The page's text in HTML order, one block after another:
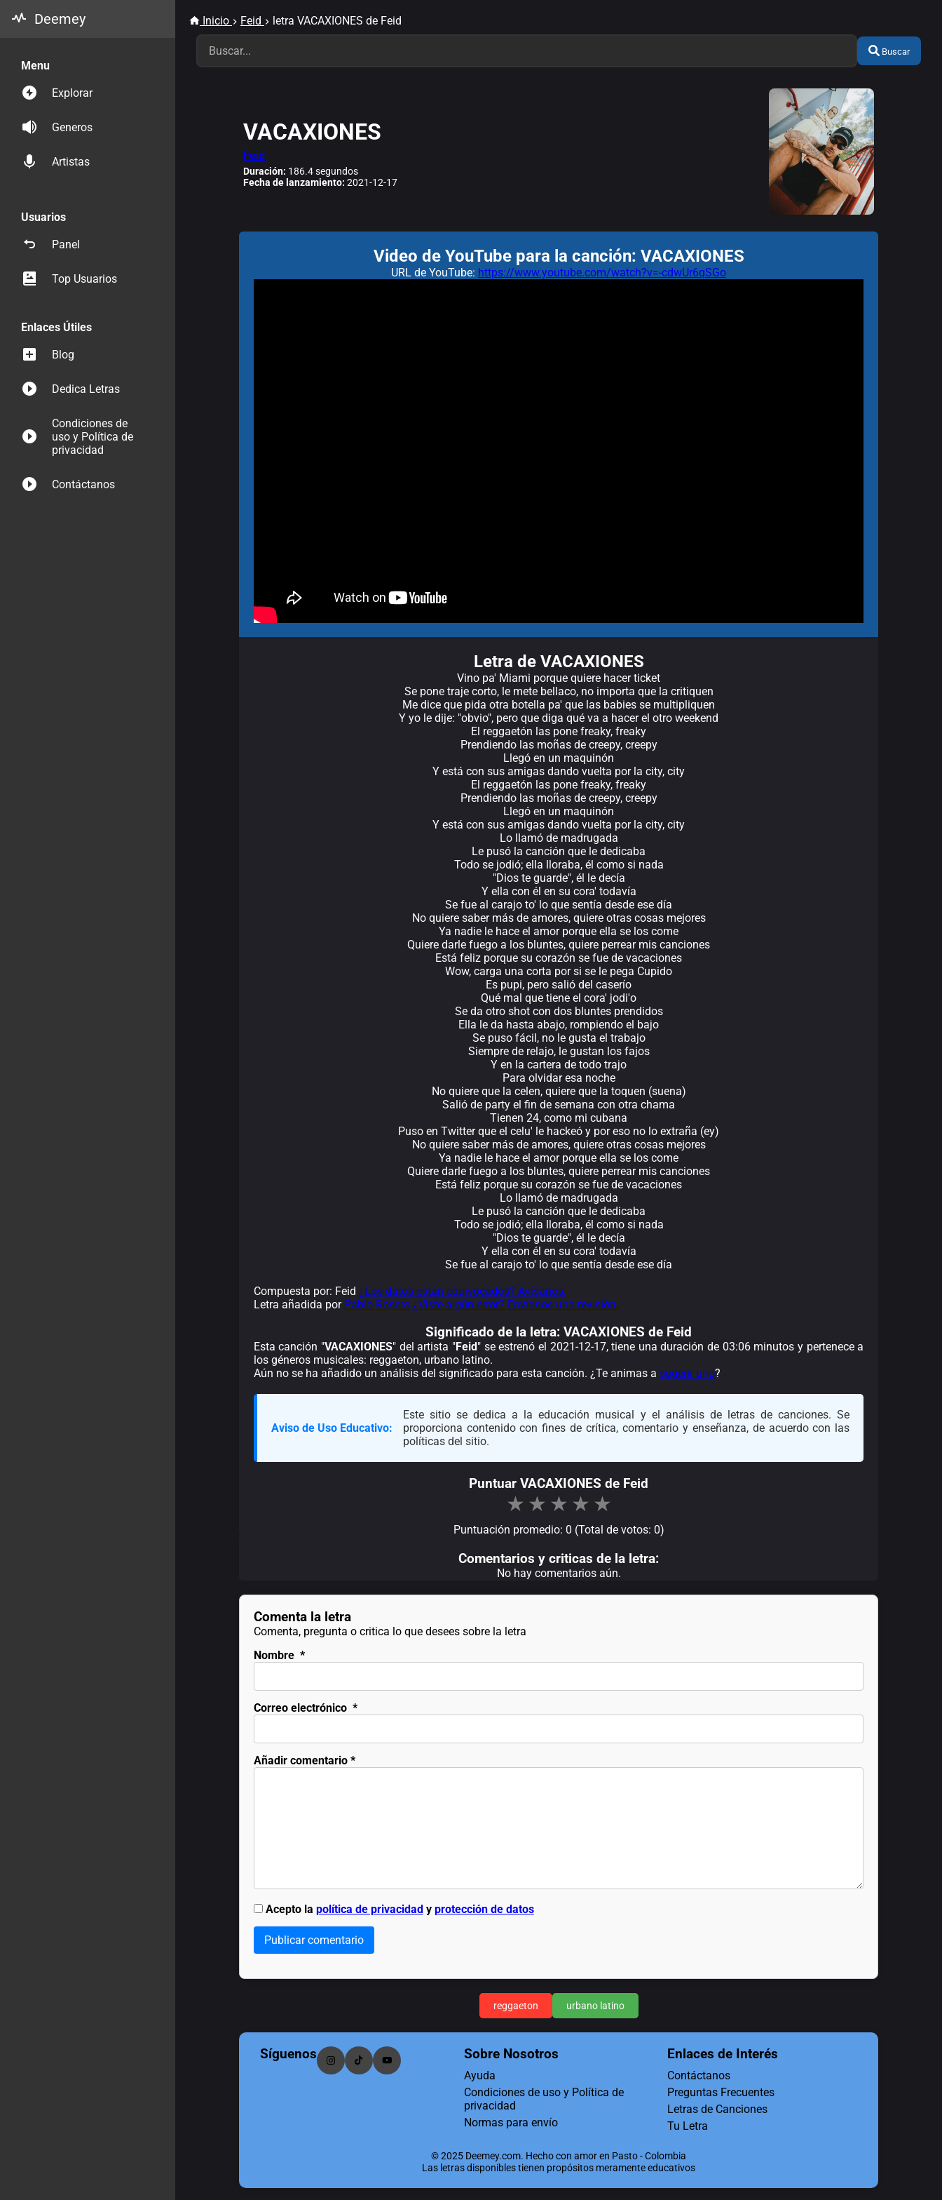
Deemey
Menu
Explorar
Generos
Artistas
Usuarios
Panel
Top Usuarios
Enlaces Útiles
Blog
Dedica Letras
Condiciones de
uso y Política de
privacidad
Contáctanos
Inicio Feid letra VACAXIONES de Feid
Buscar
VACAXIONES
Feid
Duración: 186.4 segundos
Fecha de lanzamiento: 2021-12-17
Video de YouTube para la canción: VACAXIONES
URL de YouTube: https://www.youtube.com/watch?v=-cdwUr6qSGo
Letra de VACAXIONES
Vino pa' Miami porque quiere hacer ticket
Se pone traje corto, le mete bellaco, no importa que la critiquen
Me dice que pida otra botella pa' que las babies se multipliquen
Y yo le dije: "obvio", pero que diga qué va a hacer el otro weekend
El reggaetón las pone freaky, freaky
Prendiendo las moñas de creepy, creepy
Llegó en un maquinón
Y está con sus amigas dando vuelta por la city, city
El reggaetón las pone freaky, freaky
Prendiendo las moñas de creepy, creepy
Llegó en un maquinón
Y está con sus amigas dando vuelta por la city, city
Lo llamó de madrugada
Le pusó la canción que le dedicaba
Todo se jodió; ella lloraba, él como si nada
"Dios te guarde", él le decía
Y ella con él en su cora' todavía
Se fue al carajo to' lo que sentía desde ese día
No quiere saber más de amores, quiere otras cosas mejores
Ya nadie le hace el amor porque ella se los come
Quiere darle fuego a los bluntes, quiere perrear mis canciones
Está feliz porque su corazón se fue de vacaciones
Wow, carga una corta por si se le pega Cupido
Es pupi, pero salió del caserío
Qué mal que tiene el cora' jodi'o
Se da otro shot con dos bluntes prendidos
Ella le da hasta abajo, rompiendo el bajo
Se puso fácil, no le gusta el trabajo
Siempre de relajo, le gustan los fajos
Y en la cartera de todo trajo
Para olvidar esa noche
No quiere que la celen, quiere que la toquen (suena)
Salió de party el fin de semana con otra chama
Tienen 24, como mi cubana
Puso en Twitter que el celu' le hackeó y por eso no lo extraña (ey)
No quiere saber más de amores, quiere otras cosas mejores
Ya nadie le hace el amor porque ella se los come
Quiere darle fuego a los bluntes, quiere perrear mis canciones
Está feliz porque su corazón se fue de vacaciones
Lo llamó de madrugada
Le pusó la canción que le dedicaba
Todo se jodió; ella lloraba, él como si nada
"Dios te guarde", él le decía
Y ella con él en su cora' todavía
Se fue al carajo to' lo que sentía desde ese día
Compuesta por: Feid ¿Los datos están equivocados? Avísanos.
Letra añadida por Pablo Rosero ¿Viste algún error? Envíanos una revisión.
Significado de la letra: VACAXIONES de Feid
Esta canción "VACAXIONES" del artista "Feid" se estrenó el 2021-12-17, tiene una duración de 03:06 minutos y pertenece a
los géneros musicales: reggaeton, urbano latino.
Aún no se ha añadido un análisis del significado para esta canción. ¿Te animas a sugerir uno?
Aviso de Uso Educativo:
Este sitio se dedica a la educación musical y el análisis de letras de canciones. Se
proporciona contenido con fines de crítica, comentario y enseñanza, de acuerdo con las
políticas del sitio.
Puntuar VACAXIONES de Feid
★ ★ ★ ★ ★
Puntuación promedio: 0 (Total de votos: 0)
Comentarios y criticas de la letra:
No hay comentarios aún.
Comenta la letra
Comenta, pregunta o critica lo que desees sobre la letra
Nombre *
Correo electrónico *
Añadir comentario*
Acepto la política de privacidady protección de datos
Publicar comentario
reggaeton urbano latino
Síguenos Sobre Nosotros
Ayuda
Condiciones de uso y Política de
privacidad
Normas para envío
Enlaces de Interés
Contáctanos
Preguntas Frecuentes
Letras de Canciones
Tu Letra
© 2025 Deemey.com. Hecho con amor en Pasto - Colombia
Las letras disponibles tienen propósitos meramente educativos